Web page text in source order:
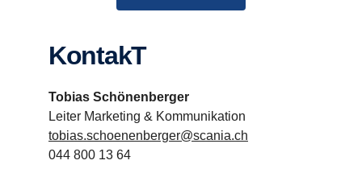
KontakT
Tobias Schönenberger
Leiter Marketing & Kommunikation
tobias.schoenenberger@scania.ch
044 800 13 64